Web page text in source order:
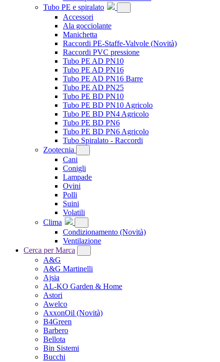
Tubo PE e spiralato
Accessori
Ala gocciolante
Manichetta
Raccordi PE-Staffe-Valvole (Novità)
Raccordi PVC pressione
Tubo PE AD PN10
Tubo PE AD PN16
Tubo PE AD PN16 Barre
Tubo PE AD PN25
Tubo PE BD PN10
Tubo PE BD PN10 Agricolo
Tubo PE BD PN4 Agricolo
Tubo PE BD PN6
Tubo PE BD PN6 Agricolo
Tubo Spiralato - Raccordi
Zootecnia
Cani
Conigli
Lampade
Ovini
Polli
Suini
Volatili
Clima
Condizionamento (Novità)
Ventilazione
Cerca per Marca
A&G
A&G Martinelli
Ajsia
AL-KO Garden & Home
Astori
Awelco
AxxonOil (Novità)
B4Green
Barbero
Bellota
Bin Sistemi
Bucchi